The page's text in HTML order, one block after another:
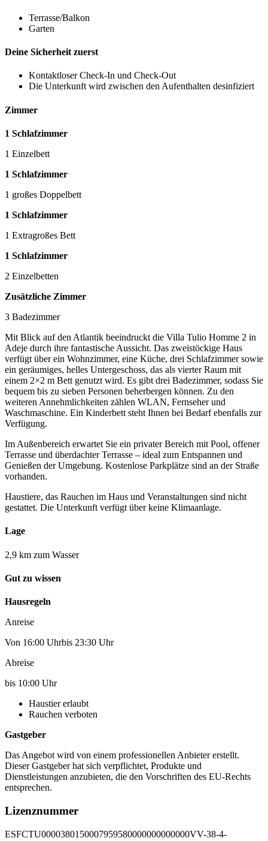
Terrasse/Balkon
Garten
Deine Sicherheit zuerst
Kontaktloser Check-In und Check-Out
Die Unterkunft wird zwischen den Aufenthalten desinfiziert
Zimmer
1 Schlafzimmer
1 Einzelbett
1 Schlafzimmer
1 großes Doppelbett
1 Schlafzimmer
1 Extragroßes Bett
1 Schlafzimmer
2 Einzelbetten
Zusätzliche Zimmer
3 Badezimmer
Mit Blick auf den Atlantik beeindruckt die Villa Tulio Homme 2 in
Adeje durch ihre fantastische Aussicht. Das zweistöckige Haus
verfügt über ein Wohnzimmer, eine Küche, drei Schlafzimmer sowie
ein geräumiges, helles Untergeschoss, das als vierter Raum mit
einem 2×2 m Bett genutzt wird. Es gibt drei Badezimmer, sodass Sie
bequem bis zu sieben Personen beherbergen können. Zu den
weiteren Annehmlichkeiten zählen WLAN, Fernseher und
Waschmaschine. Ein Kinderbett steht Ihnen bei Bedarf ebenfalls zur
Verfügung.
Im Außenbereich erwartet Sie ein privater Bereich mit Pool, offener
Terrasse und überdachter Terrasse – ideal zum Entspannen und
Genießen der Umgebung. Kostenlose Parkplätze sind an der Straße
vorhanden.
Haustiere, das Rauchen im Haus und Veranstaltungen sind nicht
gestattet. Die Unterkunft verfügt über keine Klimaanlage.
Lage
2,9 km zum Wasser
Gut zu wissen
Hausregeln
Anreise
Von 16:00 Uhrbis 23:30 Uhr
Abreise
bis 10:00 Uhr
Haustier erlaubt
Rauchen verboten
Gastgeber
Das Angebot wird von einem professionellen Anbieter erstellt.
Dieser Gastgeber hat sich verpflichtet, Produkte und
Dienstleistungen anzubieten, die den Vorschriften des EU-Rechts
entsprechen.
Lizenznummer
ESFCTU0000380150007959580000000000000VV-38-4-